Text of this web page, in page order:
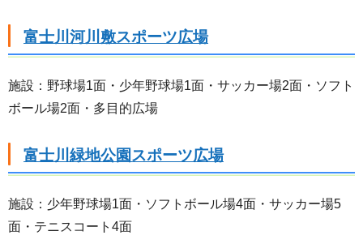
富士川河川敷スポーツ広場
施設：野球場1面・少年野球場1面・サッカー場2面・ソフト
ボール場2面・多目的広場
富士川緑地公園スポーツ広場
施設：少年野球場1面・ソフトボール場4面・サッカー場5
面・テニスコート4面